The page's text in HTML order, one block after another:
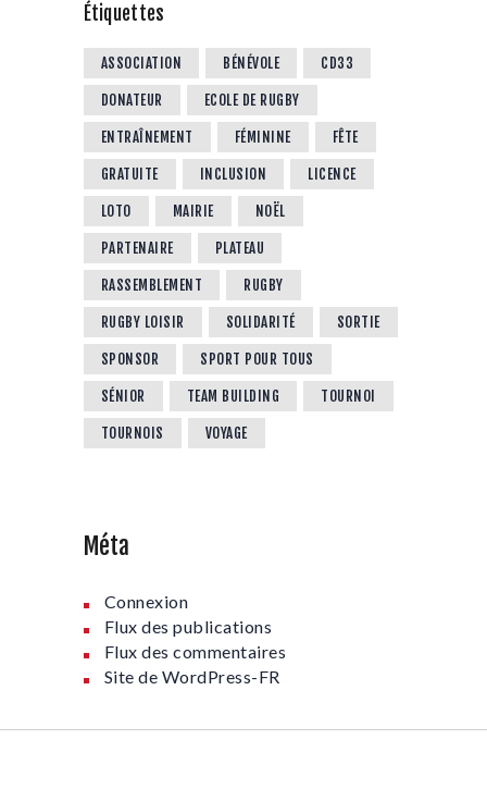
Étiquettes
ASSOCIATION BÉNÉVOLE CD33
DONATEUR ECOLE DE RUGBY
ENTRAÎNEMENT FÉMININE FÊTE
GRATUITE INCLUSION LICENCE
LOTO MAIRIE NOËL
PARTENAIRE PLATEAU
RASSEMBLEMENT RUGBY
RUGBY LOISIR SOLIDARITÉ SORTIE
SPONSOR SPORT POUR TOUS
SÉNIOR TEAM BUILDING TOURNOI
TOURNOIS VOYAGE
Méta
Connexion
Flux des publications
Flux des commentaires
Site de WordPress-FR